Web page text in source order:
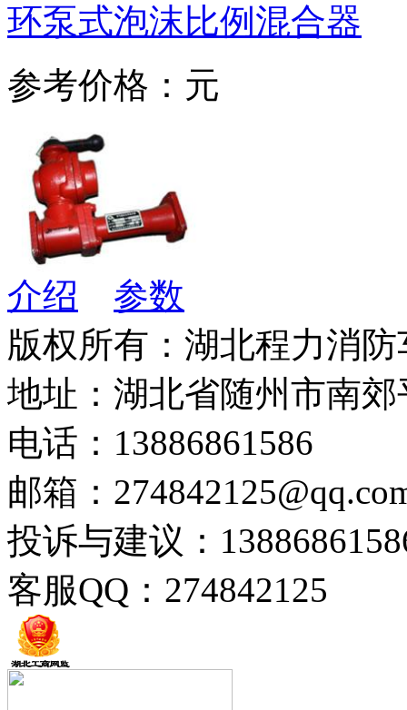
环泵式泡沫比例混合器
参考价格：元
介绍
参数
版权所有：湖北程力消
地址：湖北省随州市南
电话：13886861586
邮箱：
投诉与建议：
客服QQ：274842125